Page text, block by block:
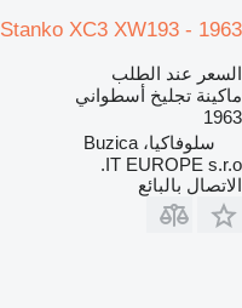
Stanko XC3 XW193 - 1963
السعر عند الطلب
ماكينة تجليخ أسطواني
1963
سلوفاكيا، Buzica
IT EUROPE s.r.o.
الاتصال بالبائع